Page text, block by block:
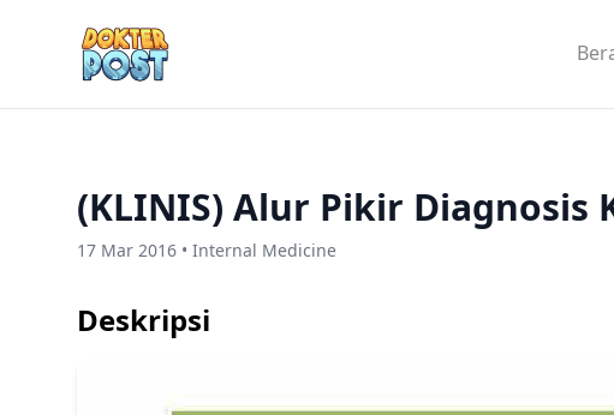
(KLINIS) Alur Pikir
17 Mar 2016 • Internal Medicine
Deskripsi